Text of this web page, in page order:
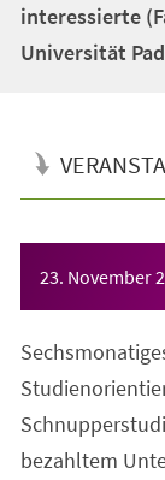
interessierte
Universität
23. November
bezahltem